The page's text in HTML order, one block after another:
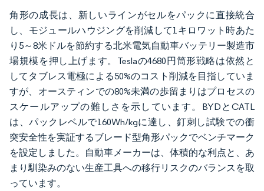
角形の成長は、新しいラインがセルをパックに直接統合
し、モジュールハウジングを削減して1キロワット時あた
り5～8米ドルを節約する北米電気自動車バッテリー製造市
場規模を押し上げます。Teslaの4680円筒形戦略は依然と
してタブレス電極による50%のコスト削減を目指していま
すが、オースティンでの80%未満の歩留まりはプロセスの
スケールアップの難しさを示しています。BYDとCATL
は、パックレベルで160Wh/kgに達し、釘刺し試験での衝
突安全性を実証するブレード型角形パックでベンチマーク
を設定しました。自動車メーカーは、体積的な利点と、あ
まり馴染みのない生産工具への移行リスクのバランスを取
っています。